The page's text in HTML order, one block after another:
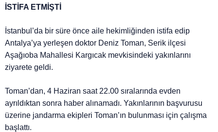
İSTİFA ETMİŞTİ
İstanbul’da bir süre önce aile hekimliğinden istifa edip
Antalya’ya yerleşen doktor Deniz Toman, Serik ilçesi
Aşağıoba Mahallesi Kargıcak mevkisindeki yakınlarını
ziyarete geldi.
Toman’dan, 4 Haziran saat 22.00 sıralarında evden
ayrıldıktan sonra haber alınamadı. Yakınlarının başvurusu
üzerine jandarma ekipleri Toman’ın bulunması için çalışma
başlattı.